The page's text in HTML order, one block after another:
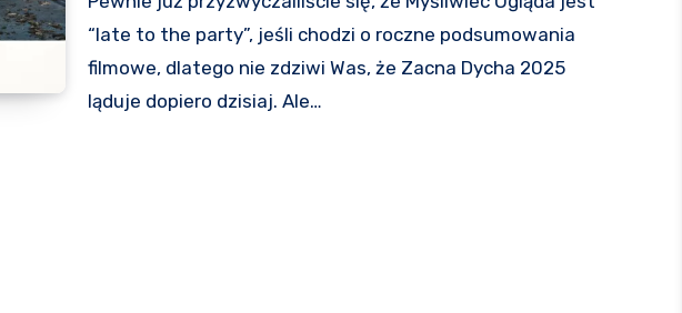
“late to the party”, jeśli chodzi o roczne podsumowania
filmowe, dlatego nie zdziwi Was, że Zacna Dycha 2025
ląduje dopiero dzisiaj. Ale…